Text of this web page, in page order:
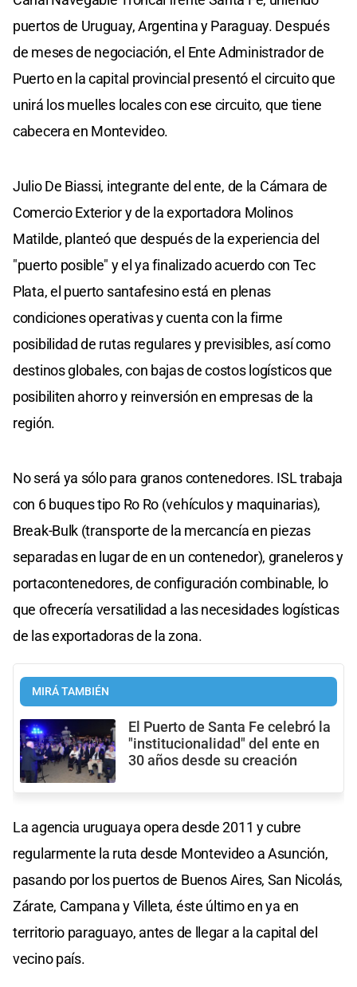
puertos de Uruguay, Argentina y Paraguay. Después
de meses de negociación, el Ente Administrador de
Puerto en la capital provincial presentó el circuito que
unirá los muelles locales con ese circuito, que tiene
cabecera en Montevideo.
Julio De Biassi, integrante del ente, de la Cámara de
Comercio Exterior y de la exportadora Molinos
Matilde, planteó que después de la experiencia del
"puerto posible" y el ya finalizado acuerdo con Tec
Plata, el puerto santafesino está en plenas
condiciones operativas y cuenta con la firme
posibilidad de rutas regulares y previsibles, así como
destinos globales, con bajas de costos logísticos que
posibiliten ahorro y reinversión en empresas de la
región.
No será ya sólo para granos contenedores. ISL trabaja
con 6 buques tipo Ro Ro (vehículos y maquinarias),
Break-Bulk (transporte de la mercancía en piezas
separadas en lugar de en un contenedor), graneleros y
portacontenedores, de configuración combinable, lo
que ofrecería versatilidad a las necesidades logísticas
de las exportadoras de la zona.
MIRÁ TAMBIÉN
El Puerto de Santa Fe celebró la
"institucionalidad" del ente en
30 años desde su creación
La agencia uruguaya opera desde 2011 y cubre
regularmente la ruta desde Montevideo a Asunción,
pasando por los puertos de Buenos Aires, San Nicolás,
Zárate, Campana y Villeta, éste último en ya en
territorio paraguayo, antes de llegar a la capital del
vecino país.